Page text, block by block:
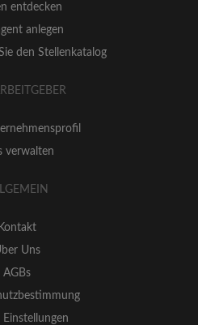
entdecken
anlegen
den Stellenkatalog
verwalten
Kontakt
Uns
AGBs
Einstellungen